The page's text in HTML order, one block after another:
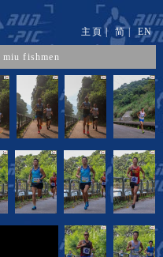
miu fishmen
主頁 | 简| EN